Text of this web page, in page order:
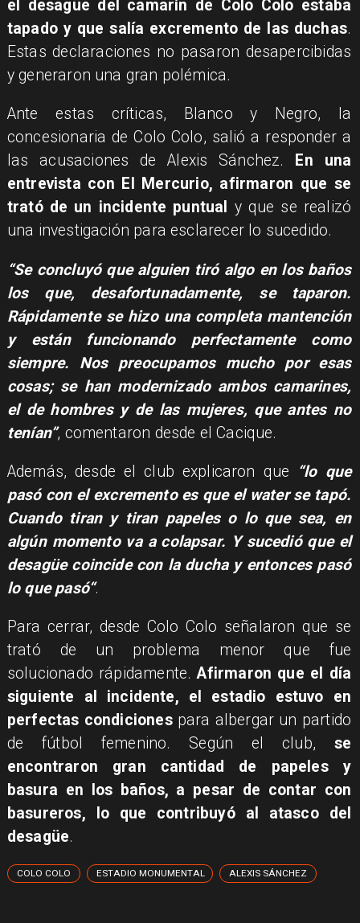
el desagüe del camarín de Colo Colo estaba
tapado y que salía excremento de las duchas.
Estas declaraciones no pasaron desapercibidas
y generaron una gran polémica.
Ante estas críticas, Blanco y Negro, la
concesionaria de Colo Colo, salió a responder a
las acusaciones de Alexis Sánchez.
En una
entrevista con El Mercurio, afirmaron que se
trató de un incidente puntual
y que se realizó
una investigación para esclarecer lo sucedido.
“Se concluyó que alguien tiró algo en los baños
los que, desafortunadamente, se taparon.
Rápidamente se hizo una completa mantención
y están funcionando perfectamente como
siempre. Nos preocupamos mucho por esas
cosas; se han modernizado ambos camarines,
el de hombres y de las mujeres, que antes no
tenían”, comentaron desde el Cacique.
Además, desde el club explicaron que
“lo que
pasó con el excremento es que el water se tapó.
Cuando tiran y tiran papeles o lo que sea, en
algún momento va a colapsar. Y sucedió que el
desagüe coincide con la ducha y entonces pasó
lo que pasó“.
Para cerrar, desde Colo Colo señalaron que se
trató de un problema menor que fue
solucionado rápidamente.Afirmaron que el día
siguiente al incidente, el estadio estuvo en
perfectas condicionespara albergar un partido
de fútbol femenino. Según el club, se
encontraron gran cantidad de papeles y
basura en los baños, a pesar de contar con
basureros, lo que contribuyó al atasco del
desagüe.
COLO COLO ESTADIO MONUMENTAL ALEXIS SÁNCHEZ